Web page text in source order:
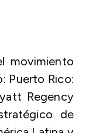
movimiento
Puerto Rico:
Regency
de